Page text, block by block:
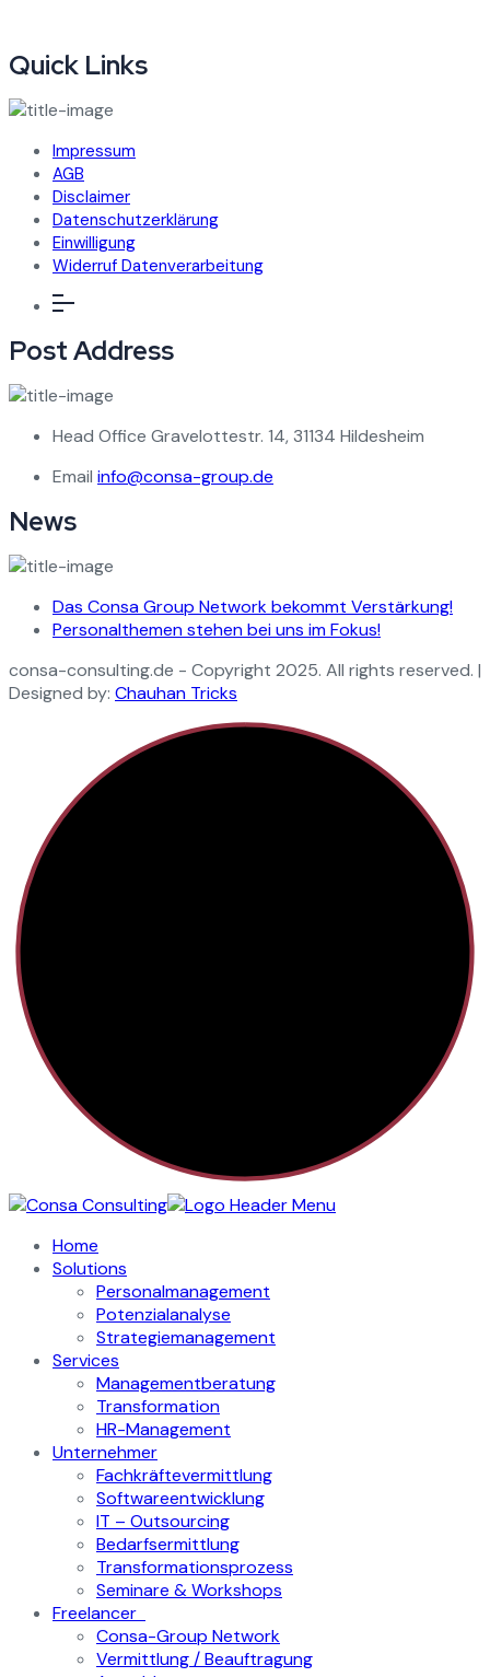
Quick Links
Impressum
AGB
Disclaimer
Datenschutzerklärung
Einwilligung
Widerruf Datenverarbeitung
Post Address
Head Office Gravelottestr. 14, 31134 Hildesheim
Email info@consa-group.de
News
Das Consa Group Network bekommt Verstärkung!
Personalthemen stehen bei uns im Fokus!
consa-consulting.de - Copyright 2025. All rights reserved. |
Designed by: Chauhan Tricks
Home
Solutions
Personalmanagement
Potenzialanalyse
Strategiemanagement
Services
Managementberatung
Transformation
HR-Management
Unternehmer
Fachkräftevermittlung
Softwareentwicklung
IT – Outsourcing
Bedarfsermittlung
Transformationsprozess
Seminare & Workshops
Freelancer
Consa-Group Network
Vermittlung / Beauftragung